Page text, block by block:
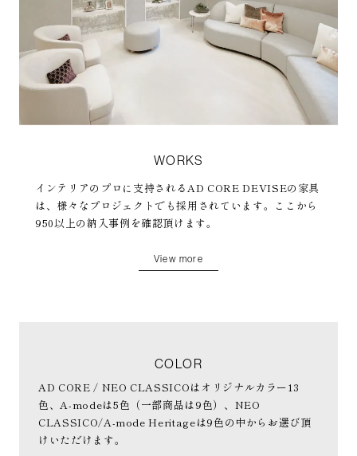
WORKS
インテリアのプロに支持されるAD CORE DEVISEの家具
は、様々なプロジェクトでも採用されています。ここから
950以上の納入事例を確認頂けます。
View more
COLOR
AD CORE / NEO CLASSICOはオリジナルカラー13
色、A-modeは5色（一部商品は9色）、NEO
CLASSICO/A-mode Heritageは9色の中からお選び頂
けいただけます。